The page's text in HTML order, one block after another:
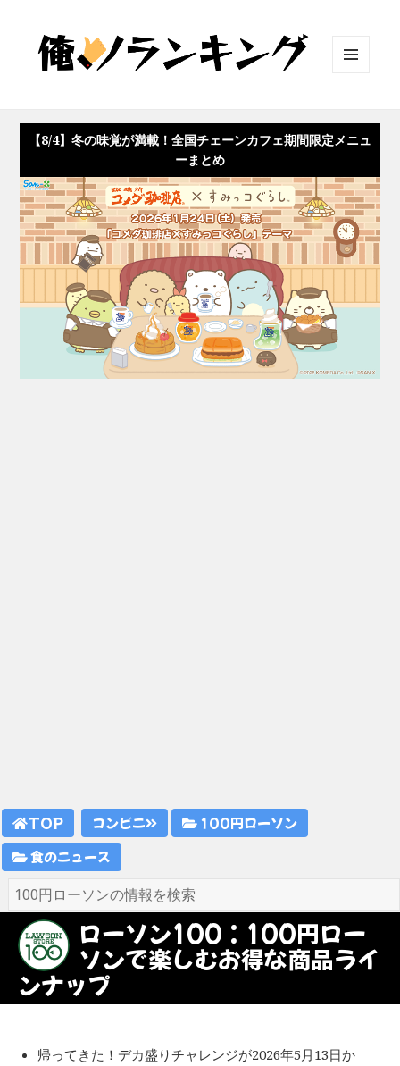
ット
【8/4】冬の味覚が満載！全国チェーンカフェ期間限定メニュ
ーまとめ
TOP コンビニ
100円ローソン
食のニュース
ローソン100：100円ロー
ソンで楽しむお得な商品ライ
ンナップ
帰ってきた！デカ盛りチャレンジが2026年5月13日か